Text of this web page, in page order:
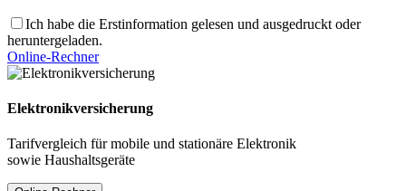
Ich habe die Erstinformation gelesen und ausgedruckt oder
heruntergeladen.
Online-Rechner
Elektronikversicherung
Tarifvergleich für mobile und stationäre Elektronik
sowie Haushaltsgeräte